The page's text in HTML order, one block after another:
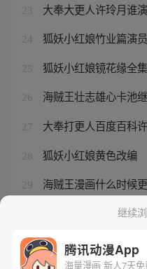
23 大奉大更人许玲月谁
24 狐妖小红娘竹业篇演
25 狐妖小红娘镜花缘全
26 海贼王壮志雄心卡池
27 大奉打更人百度百科
28 狐妖小红娘黄色改编
29 海贼王漫画什么时候
电视剧大奉打更人许
继续
腾讯动漫App
海量漫画 新人7天